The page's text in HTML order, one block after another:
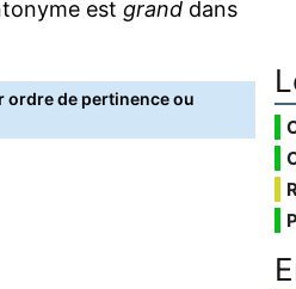
est grand dans
ordre de pertinence ou